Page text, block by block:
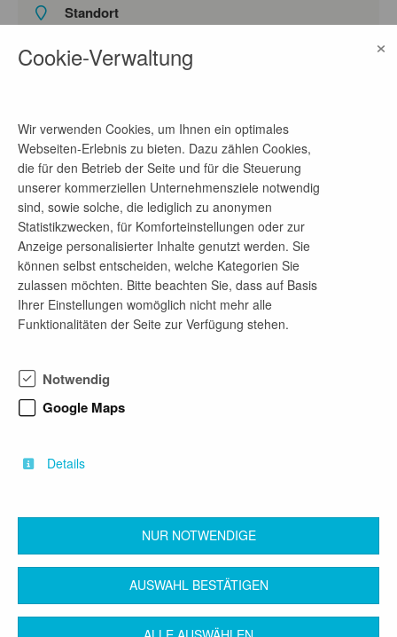
Standort
DE
auf Google Maps ansehen
Link
Ansprechpartner
Frau Wolff
Telefon-Nr.
03044352500
E-Mail-Adresse
Firmenprofil
Architekturbüro in Berlin, Zweigstelle in Cottbus,
zurück
Cookie-Verwaltung ×
Wir verwenden Cookies, um Ihnen ein optimales
Webseiten-Erlebnis zu bieten. Dazu zählen Cookies,
die für den Betrieb der Seite und für die Steuerung
unserer kommerziellen Unternehmensziele notwendig
sind, sowie solche, die lediglich zu anonymen
Statistikzwecken, für Komforteinstellungen oder zur
Anzeige personalisierter Inhalte genutzt werden. Sie
können selbst entscheiden, welche Kategorien Sie
zulassen möchten. Bitte beachten Sie, dass auf Basis
Ihrer Einstellungen womöglich nicht mehr alle
Funktionalitäten der Seite zur Verfügung stehen.
Notwendig
Google Maps
Details
NUR NOTWENDIGE
AUSWAHL BESTÄTIGEN